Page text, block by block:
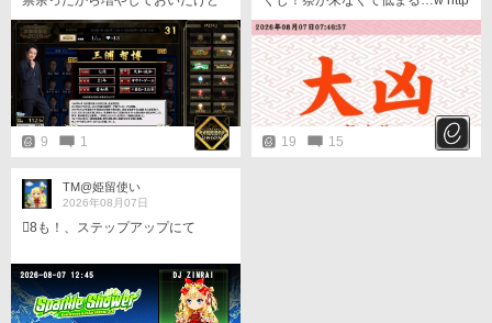
た󾌱 CPU大暴れだったけど、危な
かったー！🥺 13時から仕事行って
きまーす󾍄 人間関係…疲れた󾍄30代
なのに白髪増えた󾆞‍🦳笑
9 1
i.html?from=article
19 15
TM@姫留使い
2026年08月07日
󾭨︎8も！、ステップアップにて